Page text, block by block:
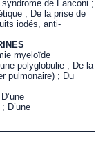
de Fanconi ;
; De la prise de
iodés, anti-
myeloïde
polyglobulie ; De la
pulmonaire) ; Du
D’une